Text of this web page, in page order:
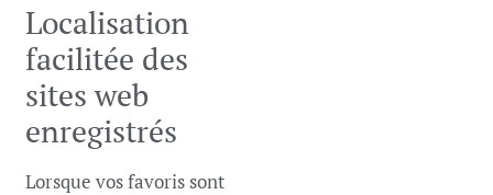
Localisation
facilitée des
sites web
enregistrés
Lorsque vos favoris sont